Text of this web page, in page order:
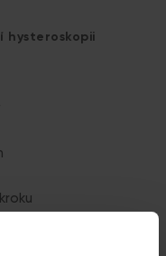
hysteroskopii